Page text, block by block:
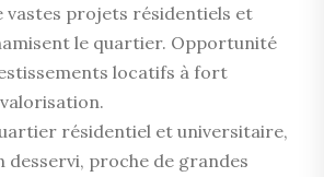
vastes projets résidentiels et
le quartier. Opportunité
locatifs à fort
résidentiel et universitaire,
desservi, proche de grandes